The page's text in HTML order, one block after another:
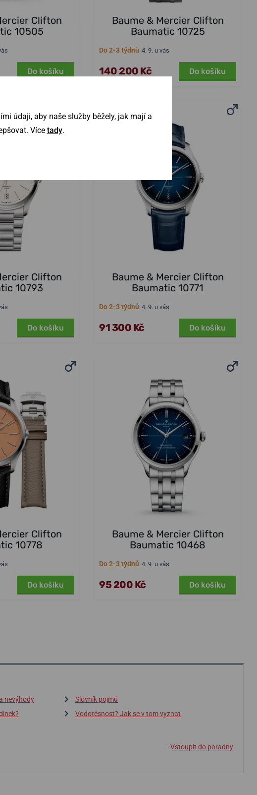
Clifton
10505
Do košíku
Baume & Mercier Clifton
Baumatic 10725
Do 2-3 týdnů 4. 9. u vás
140 200 Kč Do košíku
Clifton
10793
Do košíku
Baume & Mercier Clifton
Baumatic 10771
Do 2-3 týdnů 4. 9. u vás
91 300 Kč Do košíku
Clifton
10778
Do košíku
Baume & Mercier Clifton
Baumatic 10468
Do 2-3 týdnů 4. 9. u vás
95 200 Kč Do košíku
nevýhody
Slovník pojmů
Vodotěsnost? Jak se v tom vyznat
↓ Vstoupit do poradny
údaji, aby naše služby běžely, jak mají a
Více tady.